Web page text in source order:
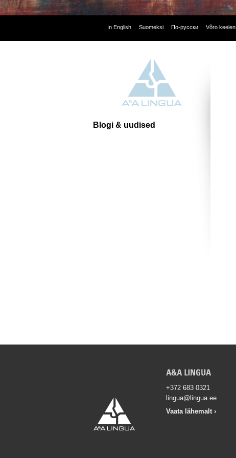
In English Suomeksi По-русски Võro keelen
Blogi & uudised
+372 683 0321
lingua@lingua.ee
Vaata lähemalt ›